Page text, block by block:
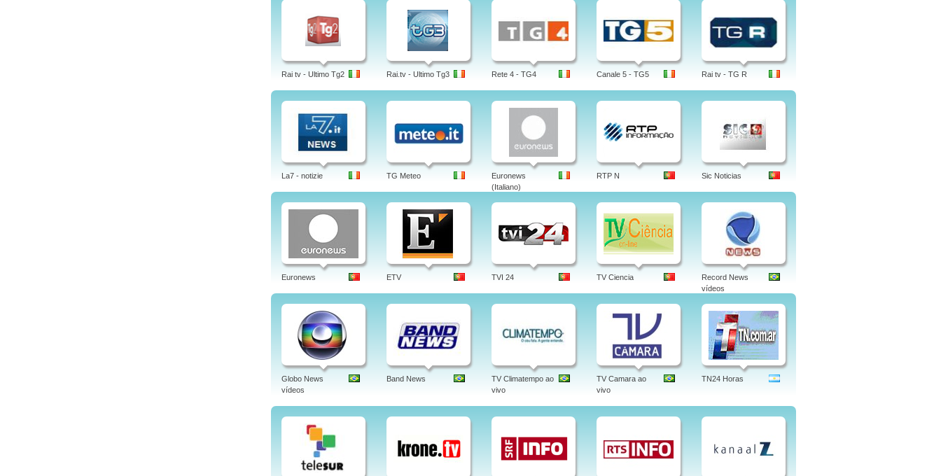
Rai tv - Ultimo Tg2 Rai.tv - Ultimo Tg3 Rete 4 - TG4 Canale 5 - TG5 Rai tv - TG R
La7 - notizie TG Meteo
Euronews
(Italiano)
RTP N Sic Noticias
Euronews ETV TVI 24 TV Ciencia
Record News
vídeos
Globo News
vídeos
Band News
TV Climatempo ao
vivo
TV Camara ao
vivo
TN24 Horas